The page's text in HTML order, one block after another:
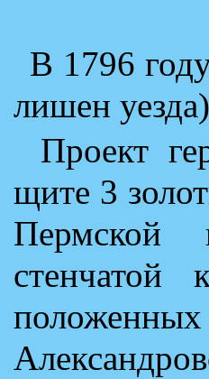
В 1796
лишен
Проект
щите 3
Пермской